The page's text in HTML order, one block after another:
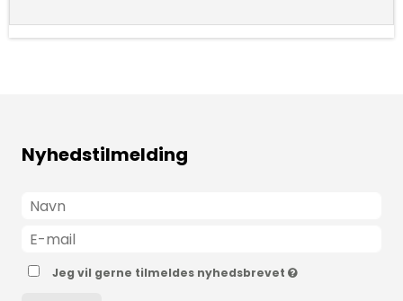
Nyhedstilmelding
Jeg vil gerne tilmeldes nyhedsbrevet